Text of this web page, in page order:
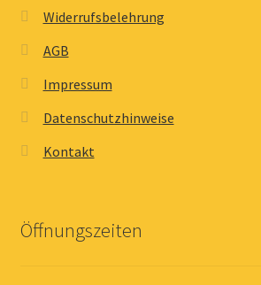
Widerrufsbelehrung
AGB
Impressum
Datenschutzhinweise
Kontakt
Öffnungszeiten